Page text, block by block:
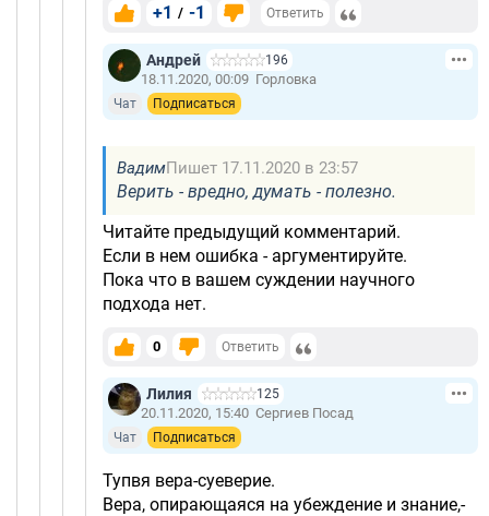
+1 / -1 Ответить
Андрей 196
18.11.2020, 00:09 Горловка
Чат Подписаться
ВадимПишет 17.11.2020 в 23:57
Верить - вредно, думать - полезно.
Читайте предыдущий комментарий.
Если в нем ошибка - аргументируйте.
Пока что в вашем суждении научного
подхода нет.
0 Ответить
Лилия 125
20.11.2020, 15:40 Сергиев Посад
Чат Подписаться
Тупвя вера-суеверие.
Вера, опирающаяся на убеждение и знание,-